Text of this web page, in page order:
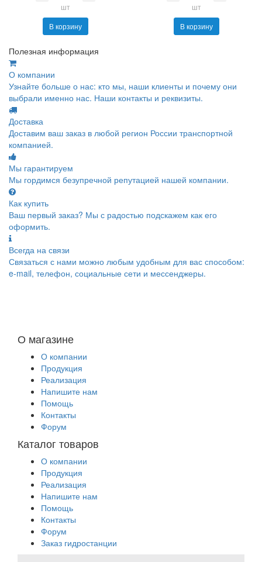
шт
В корзину
шт
В корзину
Полезная информация
О компании
Узнайте больше о нас: кто мы, наши клиенты и почему они
выбрали именно нас. Наши контакты и реквизиты.
Доставка
Доставим ваш заказ в любой регион России транспортной
компанией.
Мы гарантируем
Мы гордимся безупречной репутацией нашей компании.
Как купить
Ваш первый заказ? Мы с радостью подскажем как его
оформить.
Всегда на связи
Связаться с нами можно любым удобным для вас способом:
e-mail, телефон, социальные сети и мессенджеры.
О магазине
О компании
Продукция
Реализация
Напишите нам
Помощь
Контакты
Форум
Каталог товаров
О компании
Продукция
Реализация
Напишите нам
Помощь
Контакты
Форум
Заказ гидростанции